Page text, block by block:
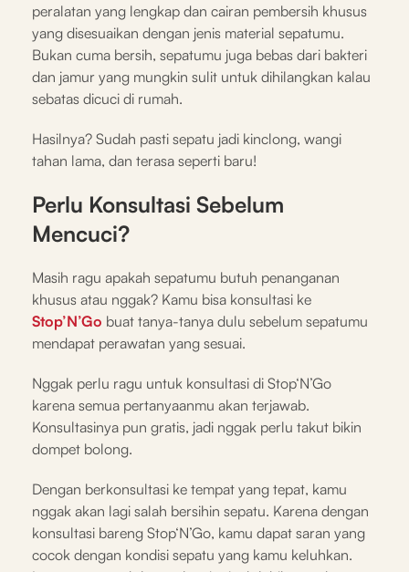
peralatan yang lengkap dan cairan pembersih khusus
yang disesuaikan dengan jenis material sepatumu.
Bukan cuma bersih, sepatumu juga bebas dari bakteri
dan jamur yang mungkin sulit untuk dihilangkan kalau
sebatas dicuci di rumah.
Hasilnya? Sudah pasti sepatu jadi kinclong, wangi
tahan lama, dan terasa seperti baru!
Perlu Konsultasi Sebelum
Mencuci?
Masih ragu apakah sepatumu butuh penanganan
khusus atau nggak? Kamu bisa konsultasi ke
Stop’N’Go buat tanya-tanya dulu sebelum sepatumu
mendapat perawatan yang sesuai.
Nggak perlu ragu untuk konsultasi di Stop‘N’Go
karena semua pertanyaanmu akan terjawab.
Konsultasinya pun gratis, jadi nggak perlu takut bikin
dompet bolong.
Dengan berkonsultasi ke tempat yang tepat, kamu
nggak akan lagi salah bersihin sepatu. Karena dengan
konsultasi bareng Stop‘N’Go, kamu dapat saran yang
cocok dengan kondisi sepatu yang kamu keluhkan.